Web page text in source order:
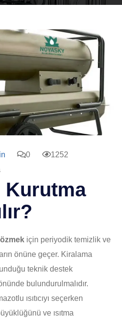
0
1252
için periyodik temizlik ve
önüne geçer. Kiralama
teknik destek
bulundurulmalıdır.
ısıtıcıyı seçerken
ve ısıtma